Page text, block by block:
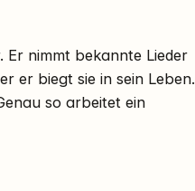
Er nimmt bekannte Lieder
er biegt sie in sein Leben.
so arbeitet ein